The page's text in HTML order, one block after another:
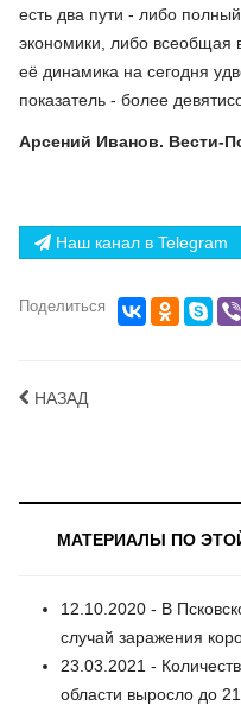
есть два пути - либо
экономики, либо всеобщая
её динамика на сегодня
показатель - более
Арсений Иванов. Вести-
Наш канал в Telegram
Поделиться
НАЗАД
МАТЕРИАЛЫ ПО
12.10.2020 - В
случай заражения
23.03.2021 -
области выросло до